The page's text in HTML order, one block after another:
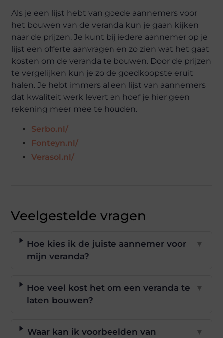
Als je een lijst hebt van goede aannemers voor
het bouwen van de veranda kun je gaan kijken
naar de prijzen. Je kunt bij iedere aannemer op je
lijst een offerte aanvragen en zo zien wat het gaat
kosten om de veranda te bouwen. Door de prijzen
te vergelijken kun je zo de goedkoopste eruit
halen. Je hebt immers al een lijst van aannemers
dat kwaliteit werk levert en hoef je hier geen
rekening meer mee te houden.
Serbo.nl/
Fonteyn.nl/
Verasol.nl/
Veelgestelde vragen
Hoe kies ik de juiste aannemer voor
mijn veranda?
▼
Hoe veel kost het om een veranda te
laten bouwen?
▼
Waar kan ik voorbeelden van
▼